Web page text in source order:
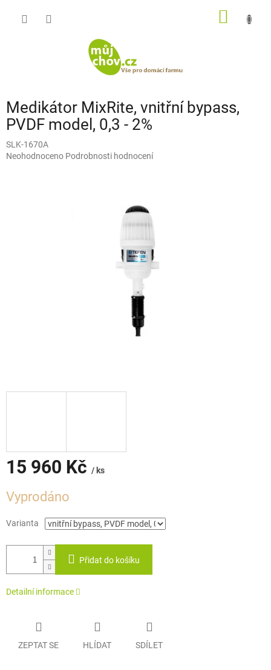
Medikátor MixRite, vnitřní bypass,
PVDF model, 0,3 - 2%
SLK-1670A
Průměrné
Neohodnoceno Podrobnosti hodnocení
15 960 Kč / ks
cena:
Vyprodáno
Varianta
Přidat do košíku
Detailní informace
ZEPTAT SE HLÍDAT SDÍLET